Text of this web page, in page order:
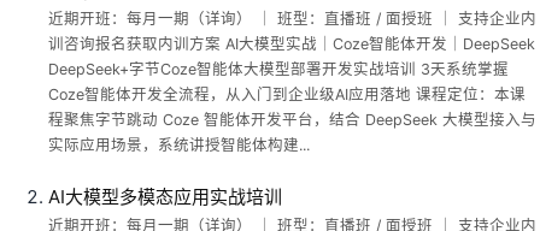
近期开班：每月一期（详询） ｜ 班型：直播班 / 面授班 ｜ 支持企业内
训咨询报名获取内训方案 AI大模型实战｜Coze智能体开发｜DeepSeek
DeepSeek+字节Coze智能体大模型部署开发实战培训 3天系统掌握
Coze智能体开发全流程，从入门到企业级AI应用落地 课程定位：本课
程聚焦字节跳动 Coze 智能体开发平台，结合 DeepSeek 大模型接入与
实际应用场景，系统讲授智能体构建...
AI大模型多模态应用实战培训
近期开班：每月一期（详询） ｜ 班型：直播班 / 面授班 ｜ 支持企业内